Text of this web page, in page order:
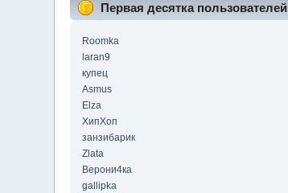
Первая десятка пользователей
Roomka
laran9
купец
Asmus
Elza
ХипХоп
занзибарик
Zlata
Верони4ка
gallipka